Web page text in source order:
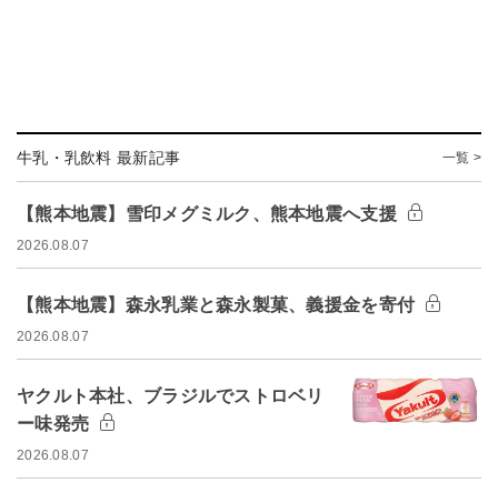
牛乳・乳飲料 最新記事 一覧 >
【熊本地震】雪印メグミルク、熊本地震へ支援
2026.08.07
【熊本地震】森永乳業と森永製菓、義援金を寄付
2026.08.07
ヤクルト本社、ブラジルでストロベリ
ー味発売
2026.08.07